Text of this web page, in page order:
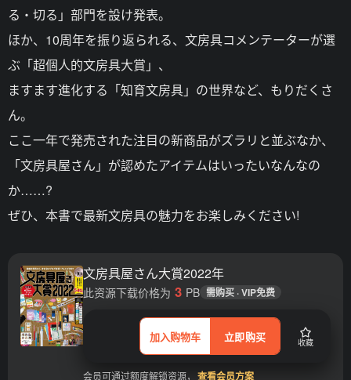
る・切る」部門を設け発表。
ほか、10周年を振り返られる、文房具コメンテーターが選
ぶ「超個人的文房具大賞」、
ますます進化する「知育文房具」の世界など、もりだくさ
ん。
ここ一年で発売された注目の新商品がズラリと並ぶなか、
「文房具屋さん」が認めたアイテムはいったいなんなの
か……?
ぜひ、本書で最新文房具の魅力をお楽しみください!
文房具屋さん大賞2022年
加入购物车 立即购买 收藏
此资源下载价格为 3 PB 需购买 · VIP免费
会员可通过额度解锁资源， 查看会员方案